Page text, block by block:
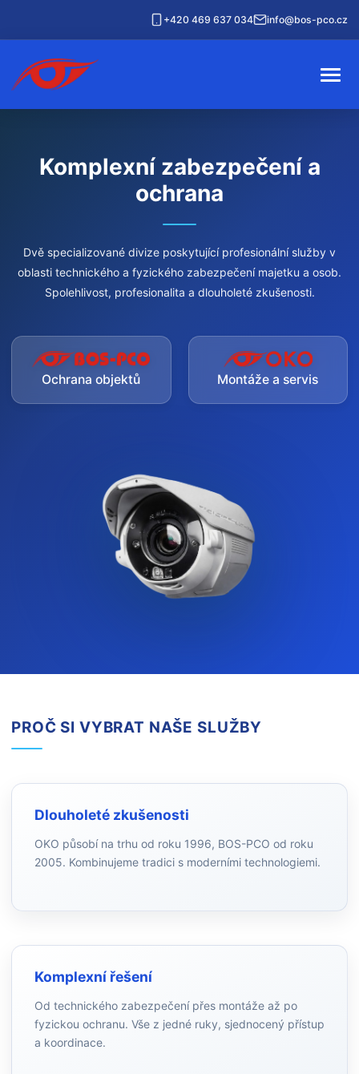
+420 469 637 034 info@bos-pco.cz
Komplexní zabezpečení a
ochrana
Dvě specializované divize poskytující profesionální služby v
oblasti technického a fyzického zabezpečení majetku a osob.
Spolehlivost, profesionalita a dlouholeté zkušenosti.
Ochrana objektů Montáže a servis
PROČ SI VYBRAT NAŠE SLUŽBY
Dlouholeté zkušenosti
OKO působí na trhu od roku 1996, BOS-PCO od roku
2005. Kombinujeme tradici s moderními technologiemi.
Komplexní řešení
Od technického zabezpečení přes montáže až po
fyzickou ochranu. Vše z jedné ruky, sjednocený přístup
a koordinace.